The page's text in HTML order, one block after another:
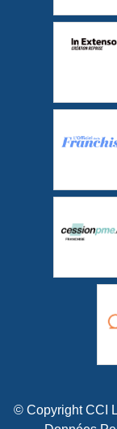
© Copyright CCI